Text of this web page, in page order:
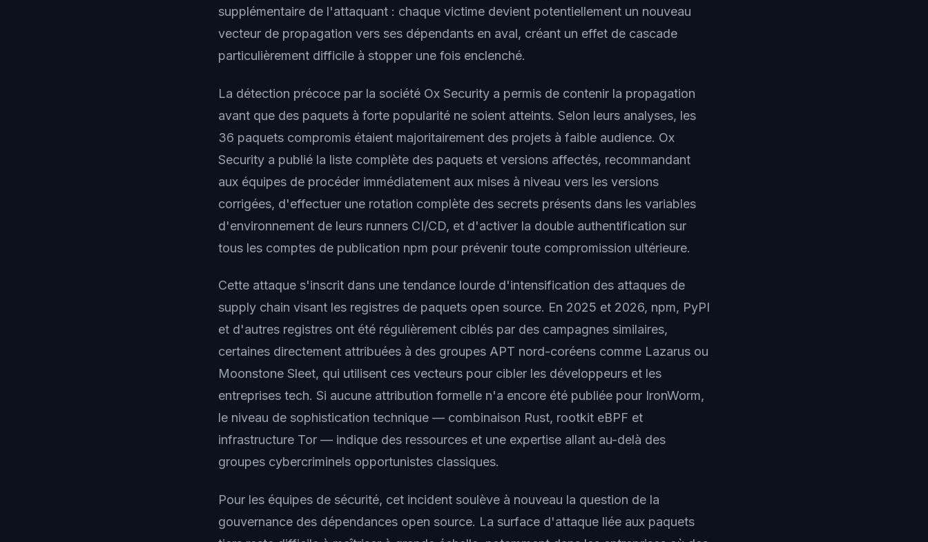
supplémentaire de l'attaquant : chaque victime devient potentiellement un nouveau
vecteur de propagation vers ses dépendants en aval, créant un effet de cascade
particulièrement difficile à stopper une fois enclenché.
La détection précoce par la société Ox Security a permis de contenir la propagation
avant que des paquets à forte popularité ne soient atteints. Selon leurs analyses, les
36 paquets compromis étaient majoritairement des projets à faible audience. Ox
Security a publié la liste complète des paquets et versions affectés, recommandant
aux équipes de procéder immédiatement aux mises à niveau vers les versions
corrigées, d'effectuer une rotation complète des secrets présents dans les variables
d'environnement de leurs runners CI/CD, et d'activer la double authentification sur
tous les comptes de publication npm pour prévenir toute compromission ultérieure.
Cette attaque s'inscrit dans une tendance lourde d'intensification des attaques de
supply chain visant les registres de paquets open source. En 2025 et 2026, npm, PyPI
et d'autres registres ont été régulièrement ciblés par des campagnes similaires,
certaines directement attribuées à des groupes APT nord-coréens comme Lazarus ou
Moonstone Sleet, qui utilisent ces vecteurs pour cibler les développeurs et les
entreprises tech. Si aucune attribution formelle n'a encore été publiée pour IronWorm,
le niveau de sophistication technique — combinaison Rust, rootkit eBPF et
infrastructure Tor — indique des ressources et une expertise allant au-delà des
groupes cybercriminels opportunistes classiques.
Pour les équipes de sécurité, cet incident soulève à nouveau la question de la
gouvernance des dépendances open source. La surface d'attaque liée aux paquets